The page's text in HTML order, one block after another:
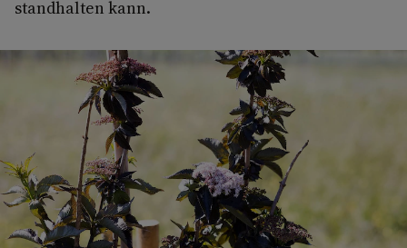
standhalten kann.